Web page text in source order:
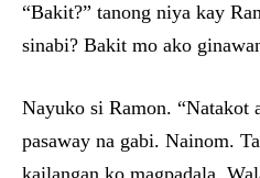
“Bakit?” tanong niya kay
sinabi? Bakit mo ako
Nayuko si Ramon.
pasaway na gabi. Nainom.
kailangan ko magpadala.